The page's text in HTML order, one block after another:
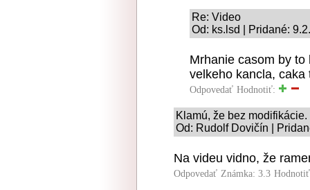
Re: Video
Od: ks.lsd | Pridané:
Mrhanie casom by
velkeho kancla, caka
Odpovedať Hodnotiť:
Klamú, že bez modifikácie.
Od: Rudolf Dovičín |
Na videu vidno, že
Odpovedať Známka: 3.3